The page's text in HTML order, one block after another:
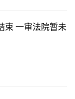
束 一审法院暂未